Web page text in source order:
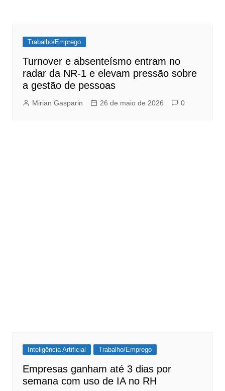
Trabalho/Emprego
Turnover e absenteísmo entram no
radar da NR-1 e elevam pressão sobre
a gestão de pessoas
Mirian Gasparin 26 de maio de 2026 0
Inteligência Artificial Trabalho/Emprego
Empresas ganham até 3 dias por
semana com uso de IA no RH